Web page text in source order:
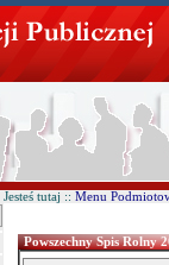
Jesteś tutaj :: Menu
Powszechny Spis Rolny